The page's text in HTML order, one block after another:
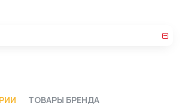
ТОВАРЫ БРЕНДА